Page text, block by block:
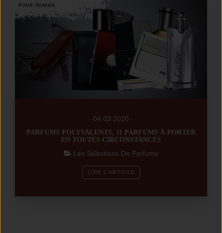
- 04 03 2020 -
PARFUMS POLYVALENTS, 11 PARFUMS À PORTER
EN TOUTES CIRCONSTANCES
Les Sélections De Parfums
LIRE L'ARTICLE